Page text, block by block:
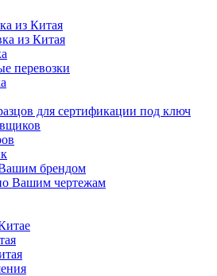
из Китая
из Китая
перевозки
для сертификации под ключ
брендом
Вашим чертежам